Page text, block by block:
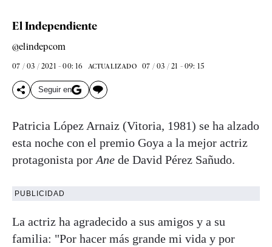
El Independiente
@elindepcom
07 / 03 / 2021 - 00: 16 ACTUALIZADO 07 / 03 / 21 - 09: 15
Seguir en
Patricia López Arnaiz (Vitoria, 1981) se ha alzado
esta noche con el premio Goya a la mejor actriz
protagonista por Ane de David Pérez Sañudo.
PUBLICIDAD
La actriz ha agradecido a sus amigos y a su
familia: "Por hacer más grande mi vida y por